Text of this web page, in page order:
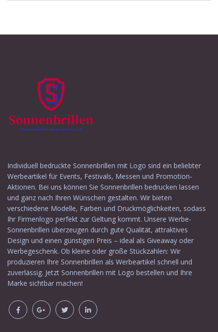
Individuell bedruckte Sonnenbrillen mit Logo sind ein beliebter
Werbeartikel für Events, Festivals, Messen und Promotion-
Aktionen. Bei uns können Sie Sonnenbrillen bedrucken lassen
und ganz nach Ihren Wünschen gestalten. Wir bieten
verschiedene Modelle, Farben und Druckmöglichkeiten, sodass
Ihr Firmenlogo perfekt zur Geltung kommt. Unsere Werbe-
Sonnenbrillen überzeugen durch gute Qualität, attraktives
Design und einen günstigen Preis – ideal als Giveaway oder
Werbegeschenk. Ob kleine oder große Stückzahlen: Wir
produzieren Ihre Sonnenbrillen als Werbeartikel schnell und
zuverlässig. Jetzt Sonnenbrillen mit Logo bestellen und Ihre
Marke sichtbar machen!